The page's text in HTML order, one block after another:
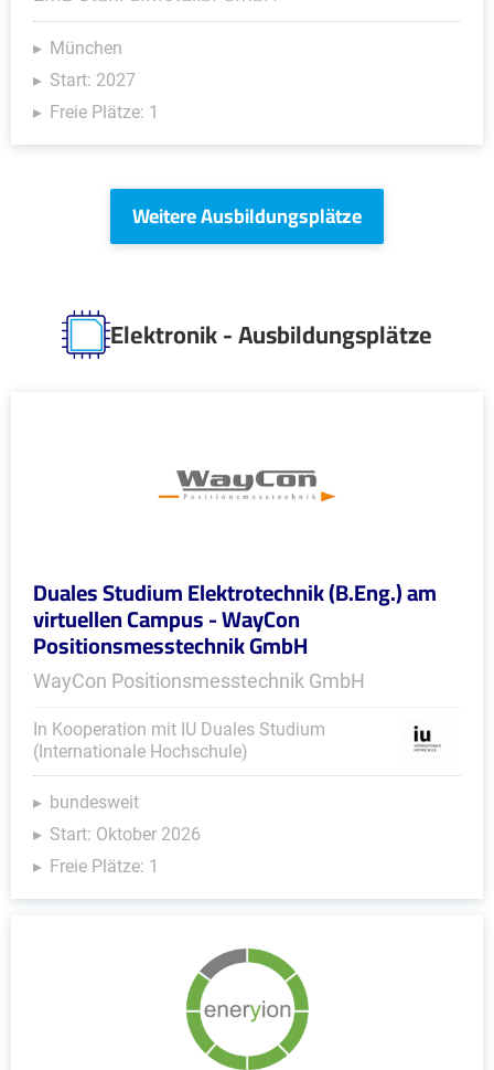
München
Start: 2027
Freie Plätze: 1
Weitere Ausbildungsplätze
Elektronik - Ausbildungsplätze
Duales Studium Elektrotechnik (B.Eng.) am
virtuellen Campus - WayCon
Positionsmesstechnik GmbH
WayCon Positionsmesstechnik GmbH
In Kooperation mit IU Duales Studium
(Internationale Hochschule)
bundesweit
Start: Oktober 2026
Freie Plätze: 1